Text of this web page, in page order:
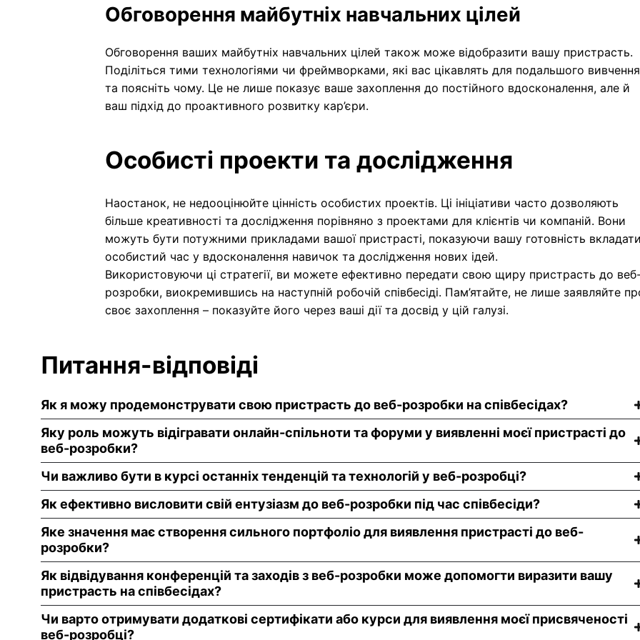
Обговорення майбутніх навчальних цілей
Обговорення ваших майбутніх навчальних цілей також може відобразити вашу пристрасть.
Поділіться тими технологіями чи фреймворками, які вас цікавлять для подальшого вивчення
та поясніть чому. Це не лише показує ваше захоплення до постійного вдосконалення, але й
ваш підхід до проактивного розвитку кар’єри.
Особисті проекти та дослідження
Наостанок, не недооцінюйте цінність особистих проектів. Ці ініціативи часто дозволяють
більше креативності та дослідження порівняно з проектами для клієнтів чи компаній. Вони
можуть бути потужними прикладами вашої пристрасті, показуючи вашу готовність вкладати
особистий час у вдосконалення навичок та дослідження нових ідей.
Використовуючи ці стратегії, ви можете ефективно передати свою щиру пристрасть до
розробки, виокремившись на наступній робочій співбесіді. Пам’ятайте, не лише заявляйте
своє захоплення – показуйте його через ваші дії та досвід у цій галузі.
Питання-відповіді
Як я можу продемонструвати свою пристрасть до веб-розробки на співбесідах?
Яку роль можуть відігравати онлайн-спільноти та форуми у виявленні моєї пристрасті до
веб-розробки?
Чи важливо бути в курсі останніх тенденцій та технологій у веб-розробці?
Як ефективно висловити свій ентузіазм до веб-розробки під час співбесіди?
Яке значення має створення сильного портфоліо для виявлення пристрасті до веб-
розробки?
Як відвідування конференцій та заходів з веб-розробки може допомогти виразити вашу
пристрасть на співбесідах?
Чи варто отримувати додаткові сертифікати або курси для виявлення моєї присвяченості
веб-розробці?